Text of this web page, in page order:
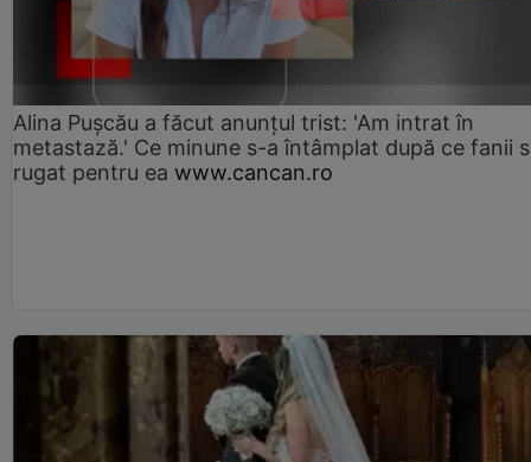
Alina Pușcău a făcut anunțul trist: 'Am intrat în
metastază.' Ce minune s-a întâmplat după ce fanii
rugat pentru ea www.cancan.ro